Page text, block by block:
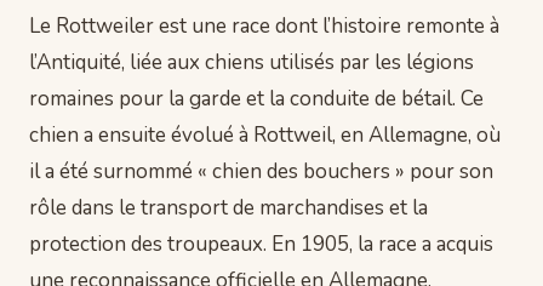
Le Rottweiler est une race dont l’histoire remonte à
l’Antiquité, liée aux chiens utilisés par les légions
romaines pour la garde et la conduite de bétail. Ce
chien a ensuite évolué à Rottweil, en Allemagne, où
il a été surnommé « chien des bouchers » pour son
rôle dans le transport de marchandises et la
protection des troupeaux. En 1905, la race a acquis